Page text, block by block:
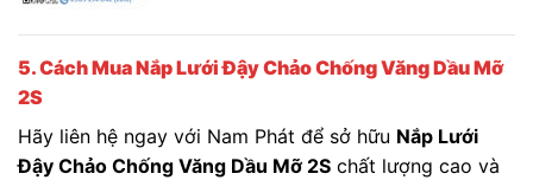
5. Cách Mua Nắp Lưới Đậy Chảo Chống Văng Dầu Mỡ
2S
Hãy liên hệ ngay với Nam Phát để sở hữu Nắp Lưới
Đậy Chảo Chống Văng Dầu Mỡ 2S chất lượng cao và